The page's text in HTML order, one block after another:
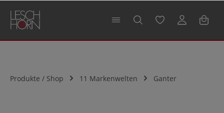
springen
Produkte / Shop 11 Markenwelten Ganter